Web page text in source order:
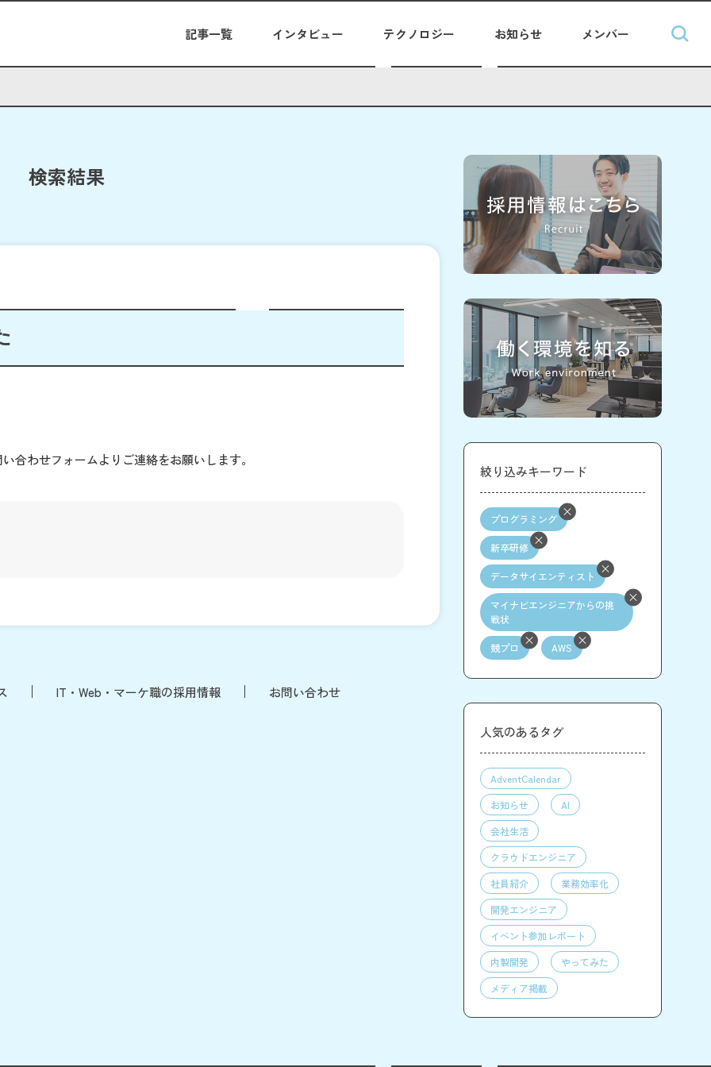
記事一覧 インタビュー テクノロジー お知らせ メンバー
検索結果
合わせフォームよりご連絡をお願いします。
IT・Web・マーケ職の採用情報 お問い合わせ
絞り込みキーワード
プログラミング
新卒研修
データサイエンティスト
マイナビエンジニアからの挑
戦状
競プロ AWS
人気のあるタグ
AdventCalendar
お知らせ
AI
会社生活
クラウドエンジニア
社員紹介
業務効率化
開発エンジニア
イベント参加レポート
内製開発
やってみた
メディア掲載